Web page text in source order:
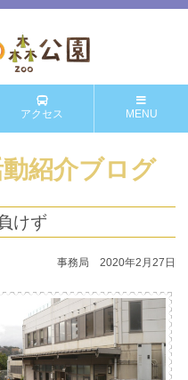
アクセス MENU
紹介ブログ
けず
事務局 2020年2月27日